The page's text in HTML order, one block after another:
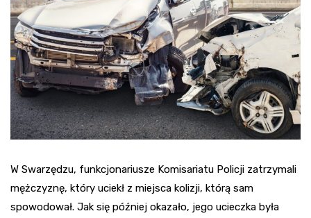
W Swarzędzu, funkcjonariusze Komisariatu Policji zatrzymali
mężczyznę, który uciekł z miejsca kolizji, którą sam
spowodował. Jak się później okazało, jego ucieczka była